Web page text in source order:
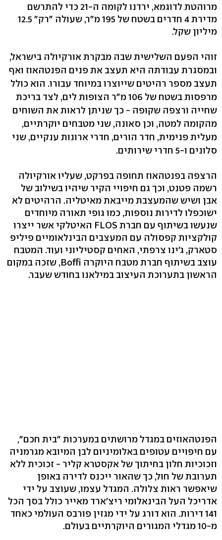
מרוהטת לדוגמא, ירדנו לקומה ה-21 כדי להתרשם
מדירת 4 חדרים בשטח של 195 מ"ר, שעולה "רק" 12.5
מיליון שקל.
זוהי הפעם השלישית שבה מבקרת אורקיולה בישראל,
ובמסגרת עבודתה היא תעצב את פנים הפנטהאוז ואף
תעצב מספר רהיטים שייוצרו במיוחד עבורו. הוא כולל
מרפסות בשטח של 106 מ"ר הצופות לים, לצד בריכת
שחייה ורצפה שקופה - כך שניתן לראות את השוחים
מהקומה למטה, וכן סאונה, שני מטבחים יוקרתיים,
מעלית פנימית, חדר הורים, חדרי ארונות ענקיים, שני
סלונים ו-5 חדרי שירותים.
הרצפה בפנטהאוז תחופה בפרקט, שעליו אורקיולה
רשמה פטנט, וכך גם חיפויי הקיר שיהיו בשילוב של
אבן ושיש שהמעצבת מייבאת מאיטליה. הרהיטים לא
ישוכפלו לדירות נוספות, כמו גופי תאורה מיוחדים
שנעשו בשיתוף עם חברת FLOS האיטלקי אשר ייצרו
קולקציות קפסולה עם המעצבים הבינלאומיים פיליפ
סטארק, ג'ינו צרפתי, האחים קסטיליוני ועוד. המטבח
עוצב בשיתוף חברת מטבח היוקרה Boffi, שזכה במקום
הראשון בתערוכת העיצוב במילאנו בחודש שעבר.
הפנטהאוזים במגדל מרושתים במערכות "בית חכם",
עם חיפויים עטופים באלומיניום לבן המיובא מגרמניה
וזכוכיות חלון בחיתוך של אקסטרא קליר - זכוכית ללא
תערובת של חול, כך שהאור ייכנס לדירה באופן
שיאפשר ראות צלולה. המגדל עצמו, שעוצב על ידי
אדריכל העל הבינאלומי ריצ'ארד מאייר כולל בסך הכל
141 דירות. הוא דורג על ידי מגזין פורבס העולמי כאחד
מ-10 מגדלי המגורים היוקרתיים בעולם.